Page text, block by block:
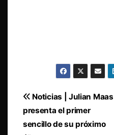
Navegación
de
Noticias | Julian Maas
presenta el primer
sencillo de su próximo